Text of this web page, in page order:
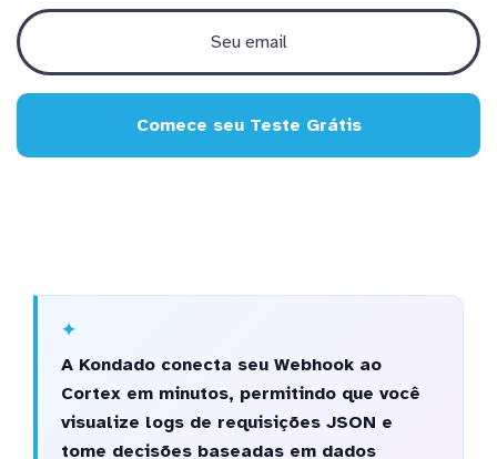
Comece seu Teste Grátis
A Kondado conecta seu Webhook ao
Cortex em minutos, permitindo que você
visualize logs de requisições JSON e
tome decisões baseadas em dados